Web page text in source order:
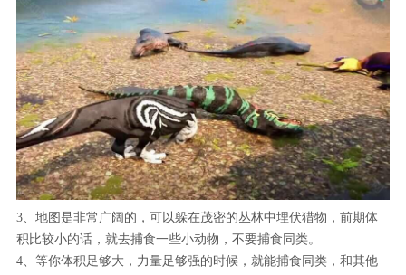
3、地图是非常广阔的，可以躲在茂密的丛林中埋伏猎物，前期体
积比较小的话，就去捕食一些小动物，不要捕食同类。
4、等你体积足够大，力量足够强的时候，就能捕食同类，和其他